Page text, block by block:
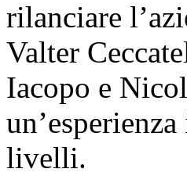
rilanciare
Valter
Iacopo e
livelli.